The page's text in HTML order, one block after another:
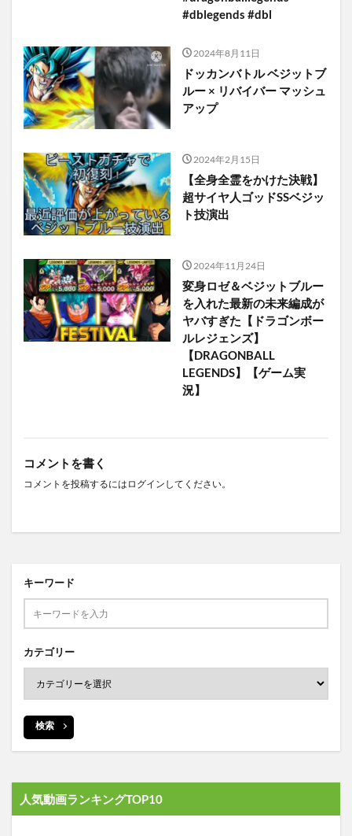
#dblegends #dbl
2024年8月11日
ドッカンバトル ベジットブ
ルー × リバイバー マッシュ
アップ
2024年2月15日
【全身全霊をかけた決戦】
超サイヤ人ゴッドSSベジッ
ト技演出
2024年11月24日
変身ロゼ＆ベジットブルー
を入れた最新の未来編成が
ヤバすぎた【ドラゴンボー
ルレジェンズ】
【DRAGONBALL
LEGENDS】【ゲーム実
況】
コメントを書く
コメントを投稿するには ログイン してください。
キーワード
カテゴリー
検索
人気動画ランキングTOP10